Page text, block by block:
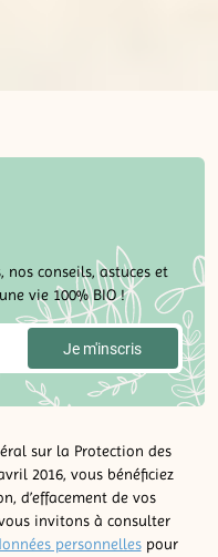
nos conseils, astuces et
vie 100% BIO !
sur la Protection des
2016, vous bénéficiez
d’effacement de vos
invitons à consulter
personnellespour